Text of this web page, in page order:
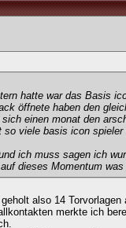
hatte war das Basis
öffnete haben den
einen monat den
viele basis icon
ich muss sagen ich
dieses Momentum
also 14
merkte ich